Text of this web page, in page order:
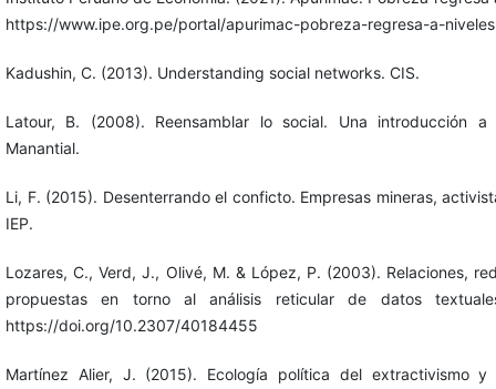
https://www.ipe.org.pe/portal/apurimac-pobreza-regresa-a-
Kadushin, C. (2013). Understanding social networks. CIS.
Latour, B. (2008). Reensamblar lo social. Una introducción
Manantial.
Li, F. (2015). Desenterrando el conficto. Empresas mineras,
IEP.
Lozares, C., Verd, J., Olivé, M. & López, P. (2003). Relaciones,
propuestas en torno al análisis reticular de datos
https://doi.org/10.2307/40184455
Martínez Alier, J. (2015). Ecología política del extractivismo y